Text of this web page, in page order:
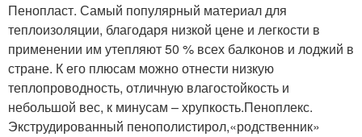
Пенопласт. Самый популярный материал для
теплоизоляции, благодаря низкой цене и легкости в
применении им утепляют 50 % всех балконов и лоджий в
стране. К его плюсам можно отнести низкую
теплопроводность, отличную влагостойкость и
небольшой вес, к минусам – хрупкость.Пеноплекс.
Экструдированный пенополистирол,«родственник»